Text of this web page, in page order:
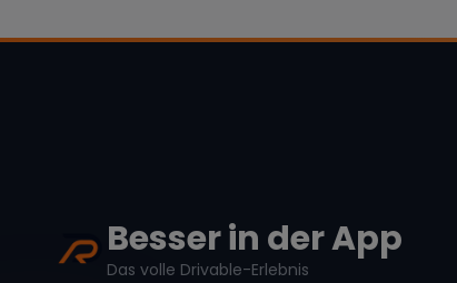
Besser in der App
Das volle Drivable-Erlebnis